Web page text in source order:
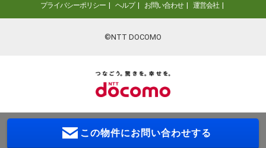
プライバシーポリシー ヘルプ お問い合わせ 運営会社
©NTT DOCOMO
この物件にお問い合わせする